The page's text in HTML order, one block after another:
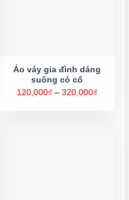
Áo váy gia đình dáng
suông có cổ
120,000₫ – 320,000₫Khoảng